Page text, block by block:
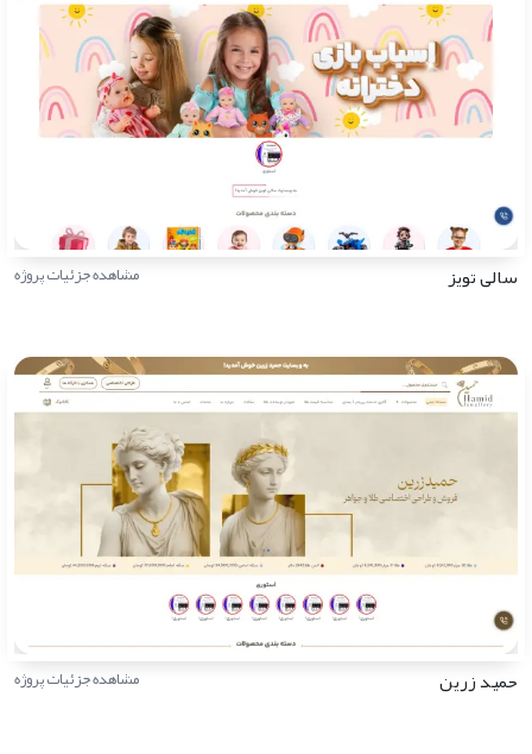
سالی تویز مشاهده جزئیات پروژه
حمید زرین مشاهده جزئیات پروژه